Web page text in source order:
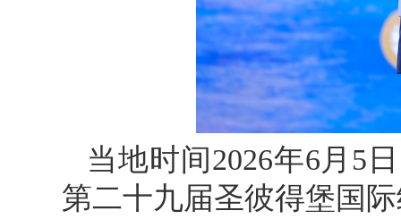
当地时间2026年6月5
第二十九届圣彼得堡国